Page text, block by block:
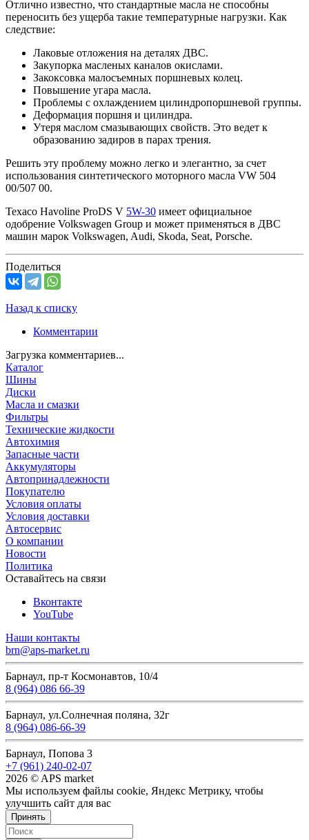
Отлично известно, что стандартные масла не способны
переносить без ущерба такие температурные нагрузки. Как
следствие:
Лаковые отложения на деталях ДВС.
Закупорка масленых каналов окислами.
Закоксовка малосъемных поршневых колец.
Повышение угара масла.
Проблемы с охлаждением цилиндропоршневой группы.
Деформация поршня и цилиндра.
Утеря маслом смазывающих свойств. Это ведет к
образованию задиров в парах трения.
Решить эту проблему можно легко и элегантно, за счет
использования синтетического моторного масла VW 504
00/507 00.
Texaco Havoline ProDS V 5W-30 имеет официальное
одобрение Volkswagen Group и может применяться в ДВС
машин марок Volkswagen, Audi, Skoda, Seat, Porsche.
Поделиться
Назад к списку
Комментарии
Загрузка комментариев...
Каталог
Шины
Диски
Масла и смазки
Фильтры
Технические жидкости
Автохимия
Запасные части
Аккумуляторы
Автопринадлежности
Покупателю
Условия оплаты
Условия доставки
Автосервис
О компании
Новости
Политика
Оставайтесь на связи
Вконтакте
YouTube
Наши контакты
brn@aps-market.ru
Барнаул, пр-т Космонавтов, 10/4
8 (964) 086 66-39
Барнаул, ул.Солнечная поляна, 32г
8 (964) 086-66-39
Барнаул, Попова 3
+7 (961) 240-02-07
2026 © APS market
Мы используем файлы cookie, Яндекс Метрику, чтобы
улучшить сайт для вас
Принять